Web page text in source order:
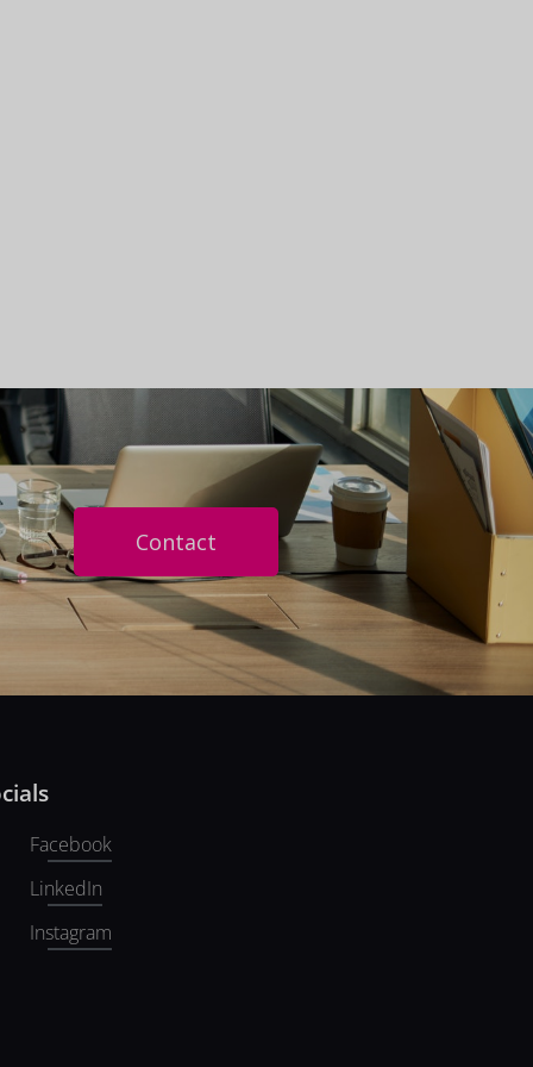
Contact
Facebook
LinkedIn
Instagram